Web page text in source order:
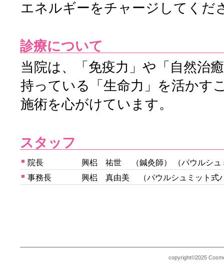
エネルギーをチャージしてくだ
診療について
当院は、「免疫力」や「自然治
持っている「生命力」を活かす
施術を心がけています。
スタッフ
院長
興梠 祐世 （鍼灸師） （パウルシュ
事務長
興梠 真由美 （パウルシュミット式
copyright©2025